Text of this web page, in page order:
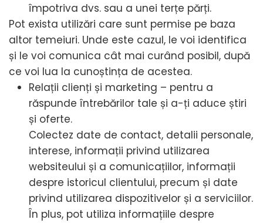
împotriva dvs. sau a unei terțe părți.
Pot exista utilizări care sunt permise pe baza
altor temeiuri. Unde este cazul, le voi identifica
și le voi comunica cât mai curând posibil, după
ce voi lua la cunoștința de acestea.
Relații clienți și marketing – pentru a
răspunde întrebărilor tale și a-ți aduce știri
și oferte.
Colectez date de contact, detalii personale,
interese, informații privind utilizarea
websiteului și a comunicațiilor, informații
despre istoricul clientului, precum și date
privind utilizarea dispozitivelor și a serviciilor.
În plus, pot utiliza informațiile despre